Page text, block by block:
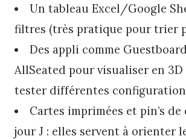
Un tableau Excel/Google
filtres (très pratique pour trier
Des appli comme
AllSeated pour visualiser en
tester différentes
Cartes imprimées et pin’s
jour J : elles servent à orienter